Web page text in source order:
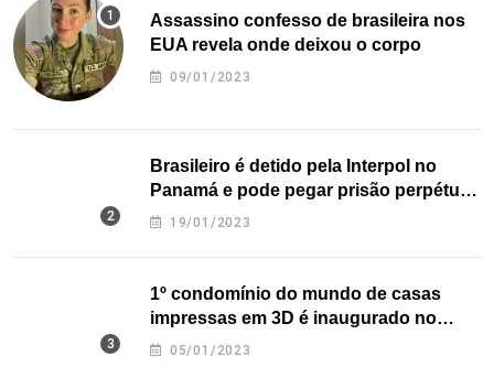
Assassino confesso de brasileira nos
EUA revela onde deixou o corpo
09/01/2023
Brasileiro é detido pela Interpol no
Panamá e pode pegar prisão perpétua
nos EUA
19/01/2023
1º condomínio do mundo de casas
impressas em 3D é inaugurado no
Texas
05/01/2023